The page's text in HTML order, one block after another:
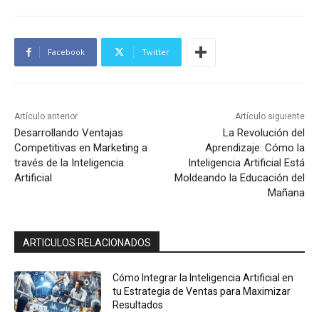
Facebook Twitter
Artículo anterior
Desarrollando Ventajas
Competitivas en Marketing a
través de la Inteligencia
Artificial
Artículo siguiente
La Revolución del
Aprendizaje: Cómo la
Inteligencia Artificial Está
Moldeando la Educación del
Mañana
ARTICULOS RELACIONADOS
Cómo Integrar la Inteligencia Artificial en
tu Estrategia de Ventas para Maximizar
Resultados